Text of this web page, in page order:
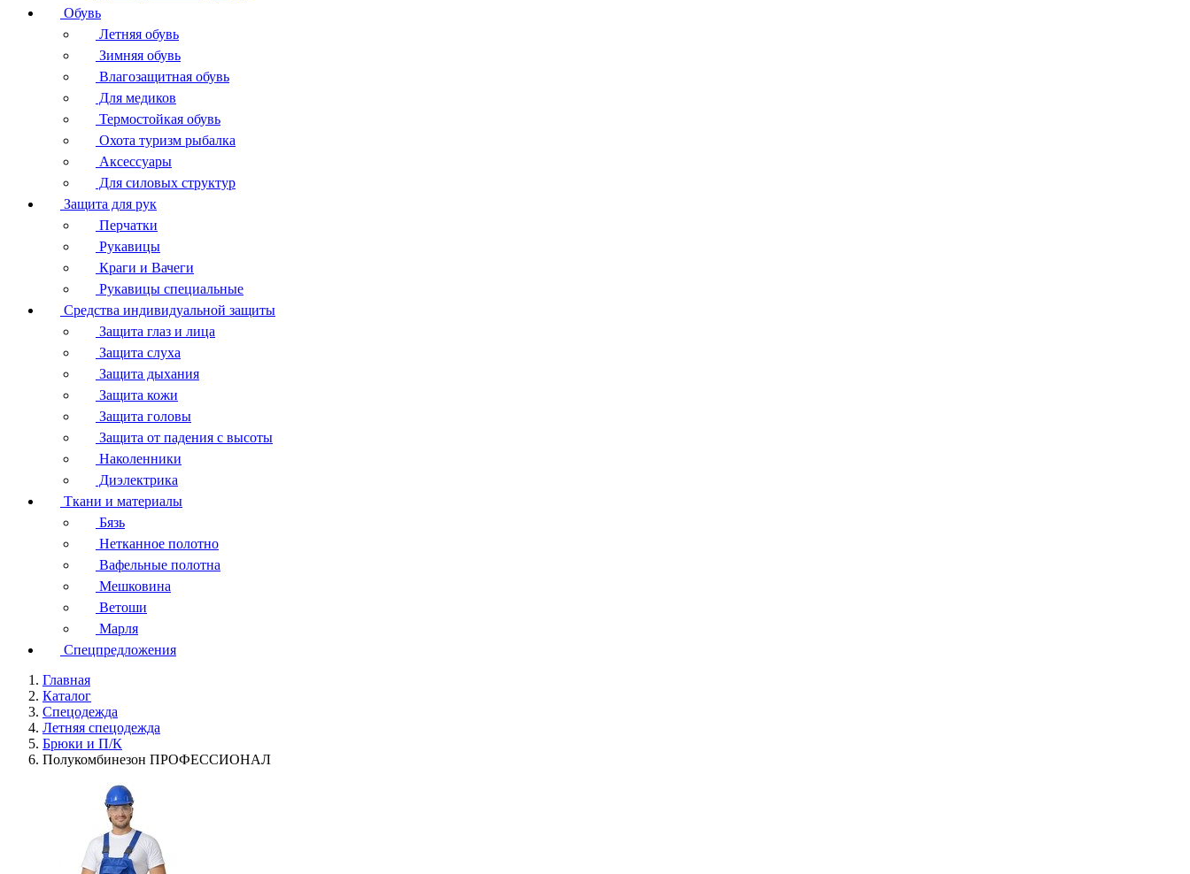
Обувь
Летняя обувь
Зимняя обувь
Влагозащитная обувь
Для медиков
Термостойкая обувь
Охота туризм рыбалка
Аксессуары
Для силовых структур
Защита для рук
Перчатки
Рукавицы
Краги и Вачеги
Рукавицы специальные
Средства индивидуальной защиты
Защита глаз и лица
Защита слуха
Защита дыхания
Защита кожи
Защита головы
Защита от падения с высоты
Наколенники
Диэлектрика
Ткани и материалы
Бязь
Нетканное полотно
Вафельные полотна
Мешковина
Ветоши
Марля
Спецпредложения
Главная
Каталог
Спецодежда
Летняя спецодежда
Брюки и П/К
Полукомбинезон ПРОФЕССИОНАЛ